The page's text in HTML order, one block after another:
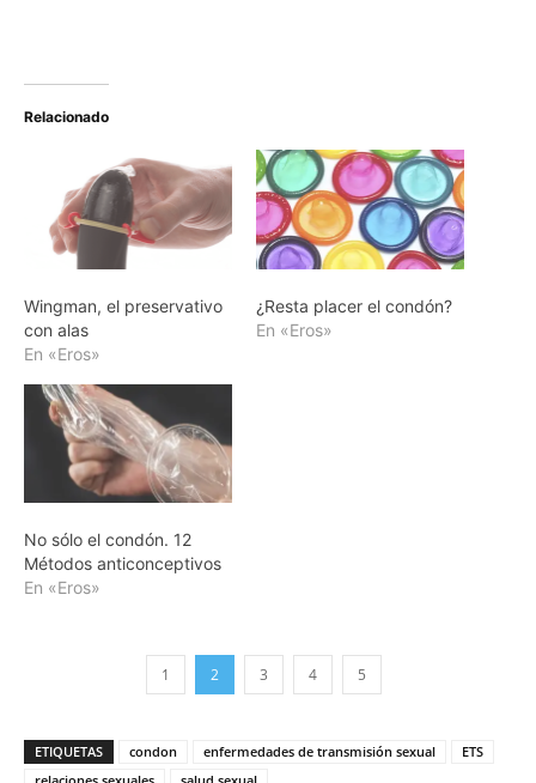
Relacionado
Wingman, el preservativo
con alas
En «Eros»
¿Resta placer el condón?
En «Eros»
No sólo el condón. 12
Métodos anticonceptivos
En «Eros»
1 2 3 4 5
ETIQUETAS condon enfermedades de transmisión sexual
ETS